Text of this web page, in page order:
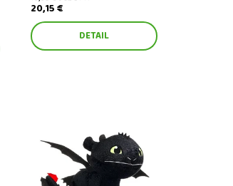
20,15 €
DETAIL
Plyšový drak Bezzubka veľký
100 cm - plyšové hračky